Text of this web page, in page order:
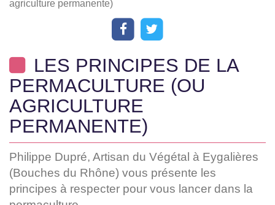
agriculture permanente)
LES PRINCIPES DE LA
PERMACULTURE (OU
AGRICULTURE
PERMANENTE)
Philippe Dupré, Artisan du Végétal à Eygalières
(Bouches du Rhône) vous présente les
principes à respecter pour vous lancer dans la